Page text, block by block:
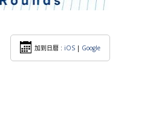
加到日暦 : iOS | Google